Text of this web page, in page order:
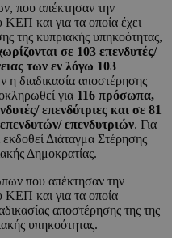
που απέκτησαν την
και για τα οποία έχει
της κυπριακής υπηκοότητας,
σε 103 επενδυτές/
των εν λόγω 103
η διαδικασία αποστέρησης
για 116 πρόσωπα,
επενδύτριες και σε 81
επενδυτριών. Για
εκδοθεί Διάταγμα Στέρησης
Δημοκρατίας.
που απέκτησαν την
ΚΕΠ και για τα οποία
αποστέρησης της της
υπηκοότητας.